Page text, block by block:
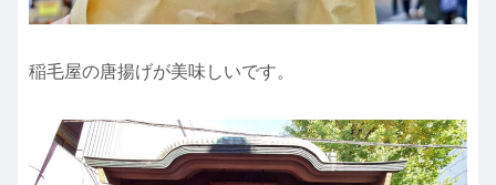
稲毛屋の唐揚げが美味しいです。